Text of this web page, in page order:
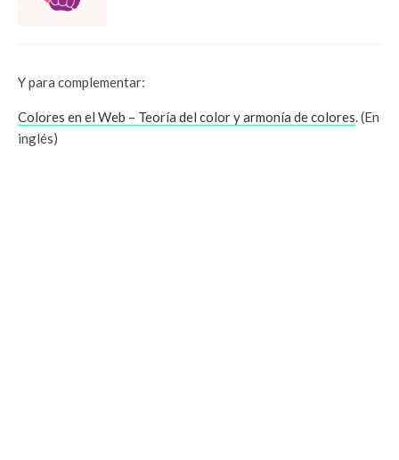
Y para complementar:
Colores en el Web – Teoría del color y armonía de colores. (En
inglés)